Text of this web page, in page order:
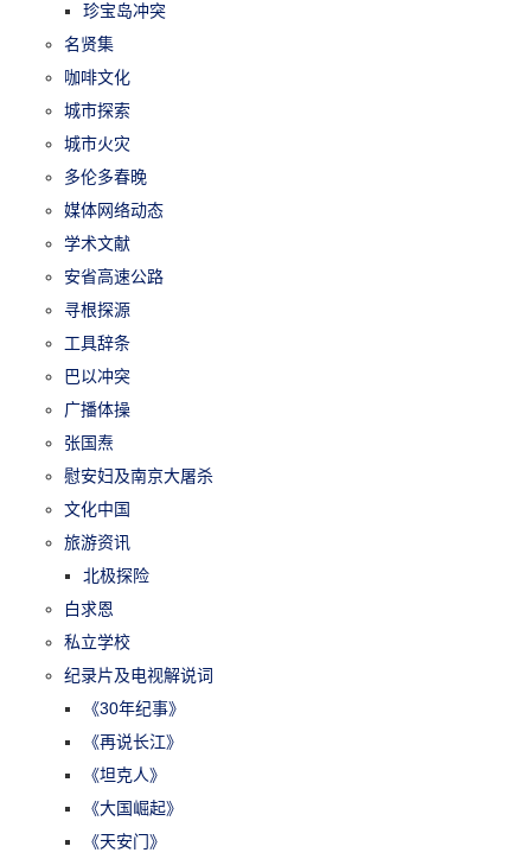
珍宝岛冲突
名贤集
咖啡文化
城市探索
城市火灾
多伦多春晚
媒体网络动态
学术文献
安省高速公路
寻根探源
工具辞条
巴以冲突
广播体操
张国焘
慰安妇及南京大屠杀
文化中国
旅游资讯
北极探险
白求恩
私立学校
纪录片及电视解说词
《30年纪事》
《再说长江》
《坦克人》
《大国崛起》
《天安门》